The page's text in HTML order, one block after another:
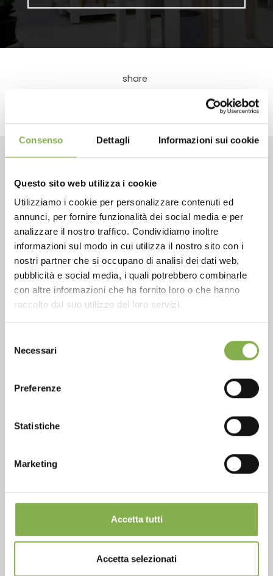
Consenso Dettagli Informazioni sui cookie
Questo sito web utilizza i cookie
Utilizziamo i cookie per personalizzare contenuti ed
annunci, per fornire funzionalità dei social media e per
analizzare il nostro traffico. Condividiamo inoltre
informazioni sul modo in cui utilizza il nostro sito con i
nostri partner che si occupano di analisi dei dati web,
pubblicità e social media, i quali potrebbero combinarle
con altre informazioni che ha fornito loro o che hanno
raccolto dal suo utilizzo dei loro servizi.
delNecessari
Preferenze
Statistiche
Marketing
Accetta tutti
Accetta selezionati
share
CONTACTS
Phone
From monday to friday
+1 904 294 5920
Products ready for delivery